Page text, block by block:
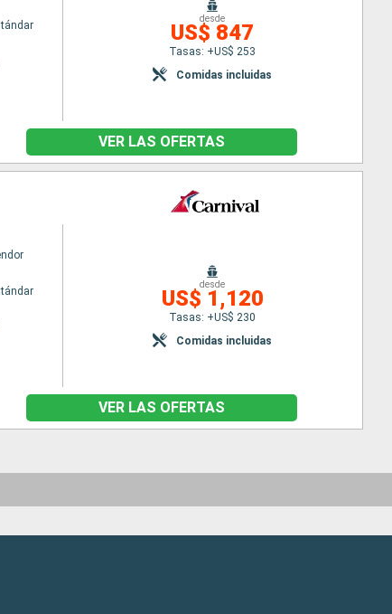
desde
US$ 847
Tasas: +US$ 253
Comidas incluidas
VER LAS OFERTAS
desde
US$ 1,120
Tasas: +US$ 230
Comidas incluidas
VER LAS OFERTAS